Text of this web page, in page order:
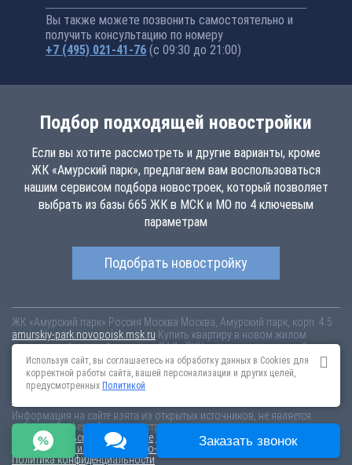
Вы также можете позвонить самостоятельно и
получить консультацию по номеру
+7 (495) 021-41-76 (с 09:30 до 21:00)
Подбор подходящей новостройки
Если вы хотите рассмотреть и другие варианты, кроме
ЖК «Амурский парк», предлагаем вам воспользоваться
нашим сервисом подбора новостроек, который позволяет
выбрать из базы 665 ЖК в МСК и МО по 4 ключевым
параметрам
Подобрать новостройку
ЖК «Амурский парк» Россия Москва Москва, Амурский парк, корп. 4.5
amurskiy-park.novopoisk.msk.ru Купить квартиру в новом жилом
комплексе «Амурский парк» от «ПАО «ПИК-специализированный
застройщик»» в районе Гольяново. Квартиры различных планировок
от 11.97 млн рублей!
Информация на сайте взята из открытых источников, не является
публичной офертой и распространяется для ознакомления.
Пользовательское соглашение
Соглашение о размещении
Пояснение об информационно-рекламном характере сведений
Политика конфиденциальности
Используя сайт, вы соглашаетесь на обработку данных в Cookies для
корректной работы сайта, вашей персонализации и других целей,
предусмотренных Политикой
Заказать звонок